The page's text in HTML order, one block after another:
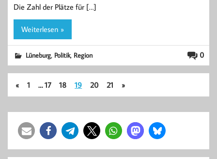
Die Zahl der Plätze für […]
Weiterlesen »
0
Lüneburg, Politik, Region
« 1 … 17 18 19 20 21 »